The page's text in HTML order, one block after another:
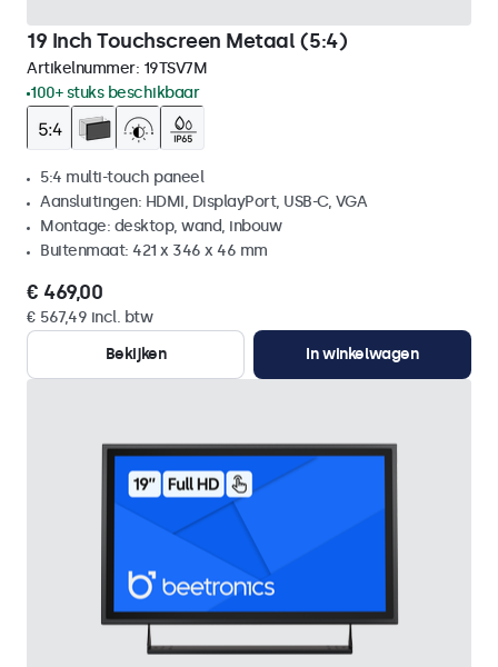
19 Inch Touchscreen Metaal (5:4)
Artikelnummer: 19TSV7M
100+ stuks beschikbaar
5:4 multi-touch paneel
Aansluitingen: HDMI, DisplayPort, USB-C, VGA
Montage: desktop, wand, inbouw
Buitenmaat: 421 x 346 x 46 mm
€ 469,00
€ 567,49 incl. btw
Bekijken
In winkelwagen